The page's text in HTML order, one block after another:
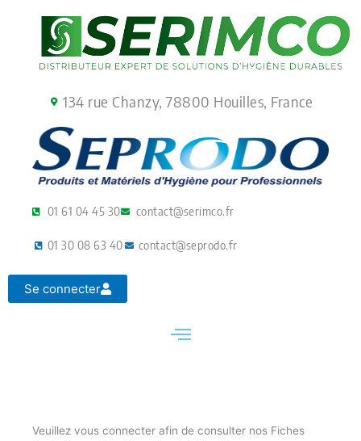
134 rue Chanzy, 78800 Houilles, France
01 61 04 45 30 contact@serimco.fr
01 30 08 63 40 contact@seprodo.fr
Se connecter
Veuillez vous connecter afin de consulter nos Fiches